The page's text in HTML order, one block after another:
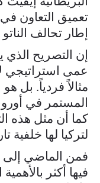
تعميق التعاون في
إطار تحالف
إن التصريح
عمى استراتيجي
مثالاً فردياً. بل
المستمر في
كما أن مثل هذه
لتركيا لها خلفية
فمن الماضي إلى
فيها أكثر